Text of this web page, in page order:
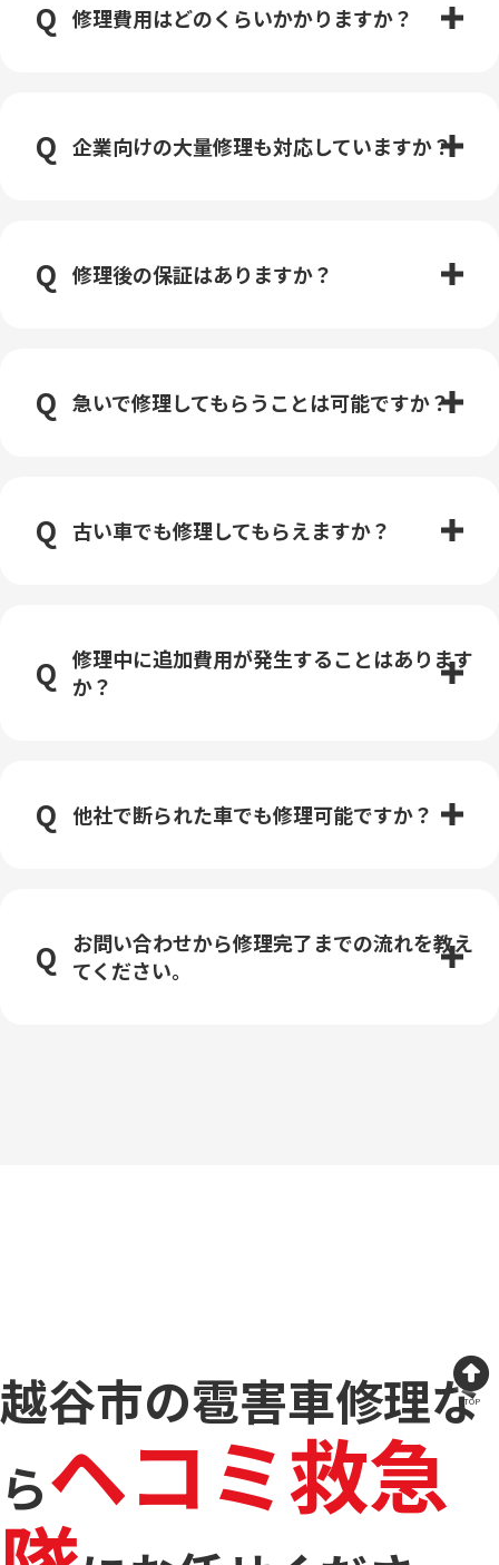
修理費用はどのくらいかかりますか？
企業向けの大量修理も対応していますか？
修理後の保証はありますか？
急いで修理してもらうことは可能ですか？
古い車でも修理してもらえますか？
修理中に追加費用が発生することはあります
か？
他社で断られた車でも修理可能ですか？
お問い合わせから修理完了までの流れを教え
てください。
越谷市の雹害車修理な
らヘコミ救急
TOP